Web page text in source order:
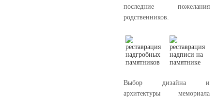
последние пожелания
родственников.
Выбор дизайна и
архитектуры мемориала